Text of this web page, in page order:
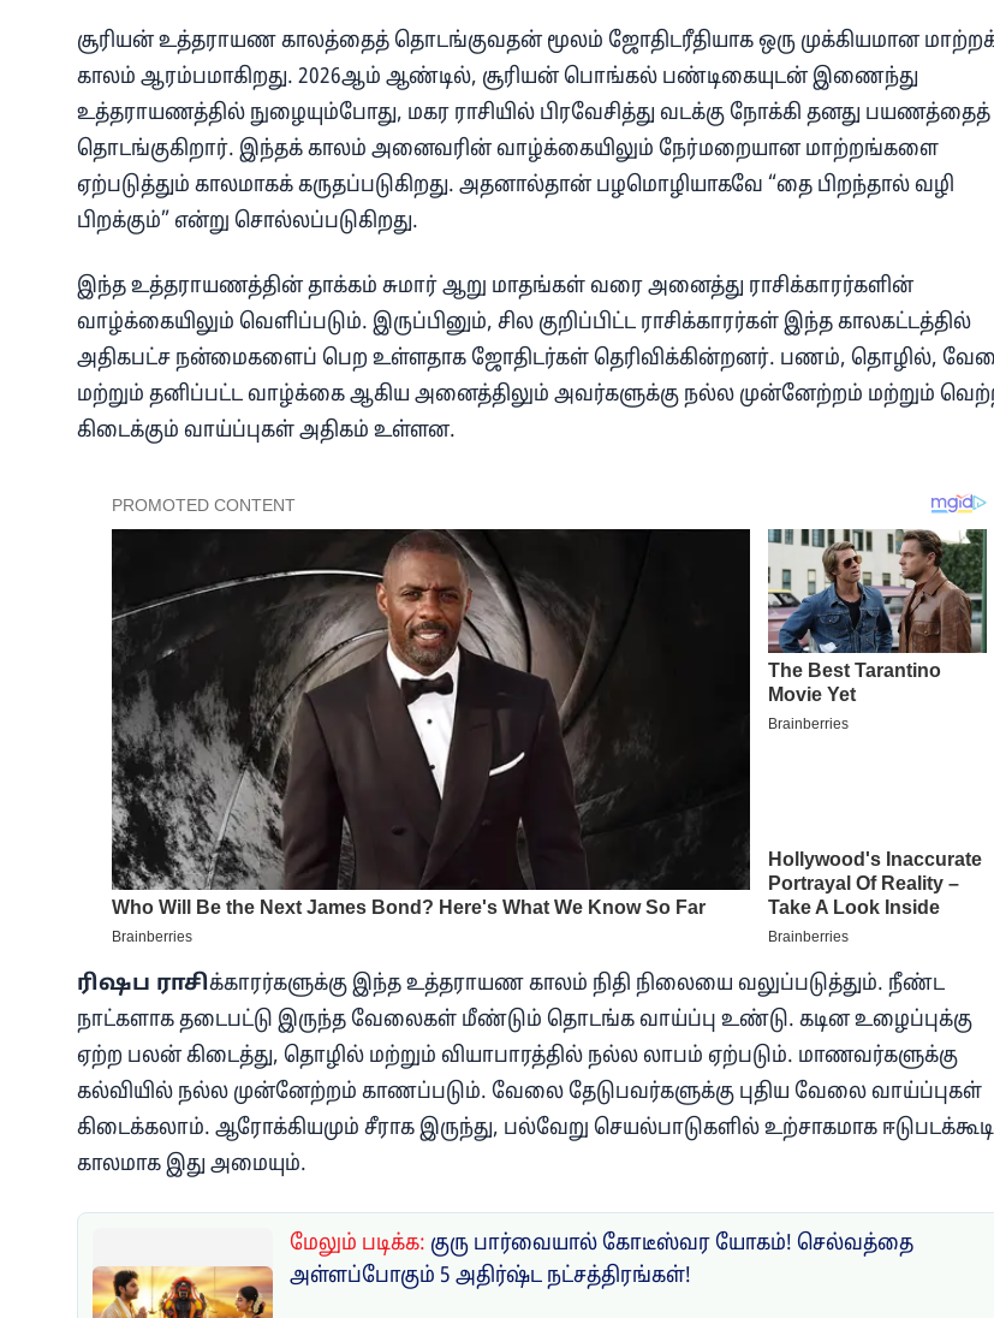
சூரியன் உத்தராயண காலத்தைத் தொடங்குவதன் மூலம் ஜோதிடரீதியாக ஒரு முக்கியமான
காலம் ஆரம்பமாகிறது. 2026ஆம் ஆண்டில், சூரியன் பொங்கல் பண்டிகையுடன் இணைந்து
உத்தராயணத்தில் நுழையும்போது, மகர ராசியில் பிரவேசித்து வடக்கு நோக்கி தனது பயணத்தைத்
தொடங்குகிறார். இந்தக் காலம் அனைவரின் வாழ்க்கையிலும் நேர்மறையான மாற்றங்களை
ஏற்படுத்தும் காலமாகக் கருதப்படுகிறது. அதனால்தான் பழமொழியாகவே “தை பிறந்தால் வழி
பிறக்கும்” என்று சொல்லப்படுகிறது.
இந்த உத்தராயணத்தின் தாக்கம் சுமார் ஆறு மாதங்கள் வரை அனைத்து ராசிக்காரர்களின்
வாழ்க்கையிலும் வெளிப்படும். இருப்பினும், சில குறிப்பிட்ட ராசிக்காரர்கள் இந்த காலகட்டத்தில்
அதிகபட்ச நன்மைகளைப் பெற உள்ளதாக ஜோதிடர்கள் தெரிவிக்கின்றனர். பணம், தொழில்,
மற்றும் தனிப்பட்ட வாழ்க்கை ஆகிய அனைத்திலும் அவர்களுக்கு நல்ல முன்னேற்றம் மற்றும்
கிடைக்கும் வாய்ப்புகள் அதிகம் உள்ளன.
ரிஷப ராசிக்காரர்களுக்கு இந்த உத்தராயண காலம் நிதி நிலையை வலுப்படுத்தும். நீண்ட
நாட்களாக தடைபட்டு இருந்த வேலைகள் மீண்டும் தொடங்க வாய்ப்பு உண்டு. கடின உழைப்புக்கு
ஏற்ற பலன் கிடைத்து, தொழில் மற்றும் வியாபாரத்தில் நல்ல லாபம் ஏற்படும். மாணவர்களுக்கு
கல்வியில் நல்ல முன்னேற்றம் காணப்படும். வேலை தேடுபவர்களுக்கு புதிய வேலை வாய்ப்புகள்
கிடைக்கலாம். ஆரோக்கியமும் சீராக இருந்து, பல்வேறு செயல்பாடுகளில் உற்சாகமாக
காலமாக இது அமையும்.
மேலும் படிக்க: குரு பார்வையால் கோடீஸ்வர யோகம்! செல்வத்தை
அள்ளப்போகும் 5 அதிர்ஷ்ட நட்சத்திரங்கள்!